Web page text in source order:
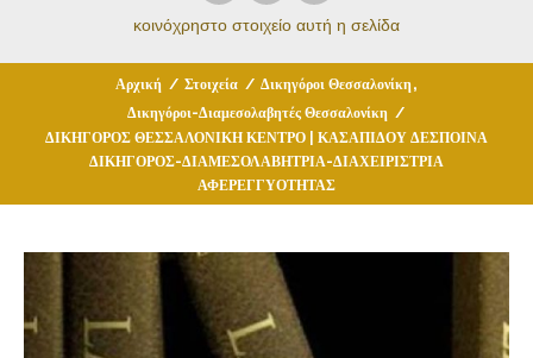
κοινόχρηστο στοιχείο αυτή η σελίδα
Αρχική / Στοιχεία / Δικηγόροι Θεσσαλονίκη ,
Δικηγόροι-Διαμεσολαβητές Θεσσαλονίκη /
ΔΙΚΗΓΟΡΟΣ ΘΕΣΣΑΛΟΝΙΚΗ ΚΕΝΤΡΟ | ΚΑΣΑΠΙΔΟΥ ΔΕΣΠΟΙΝΑ
ΔΙΚΗΓΟΡΟΣ-ΔΙΑΜΕΣΟΛΑΒΗΤΡΙΑ-ΔΙΑΧΕΙΡΙΣΤΡΙΑ
ΑΦΕΡΕΓΓΥΟΤΗΤΑΣ